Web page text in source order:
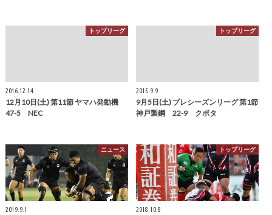
トップリーグ
2016.12.14
12月10日(土) 第11節 ヤマハ発動機
47-5 NEC
トップリーグ
2015.9.9
9月5日(土) プレシーズンリーグ 第1節
神戸製鋼 22-9 クボタ
ニュース
2019.9.1
トップリーグ
2018.10.8